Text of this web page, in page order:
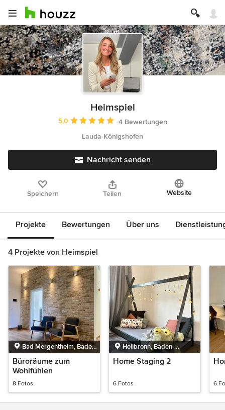
Heimspiel
Durchschnittliche Bewertung: 5 von 5 Sternen
5,0
4 Bewertungen
Lauda-Königshofen
Nachricht senden
Speichern Teilen Website
Projekte Bewertungen Über uns
4 Projekte von Heimspiel
Bad Mergentheim, Baden-
Württemberg
Büroräume zum
Wohlfühlen
8 Fotos
Heilbronn, Baden-
Württemberg
Home Staging 2
6 Fotos 6